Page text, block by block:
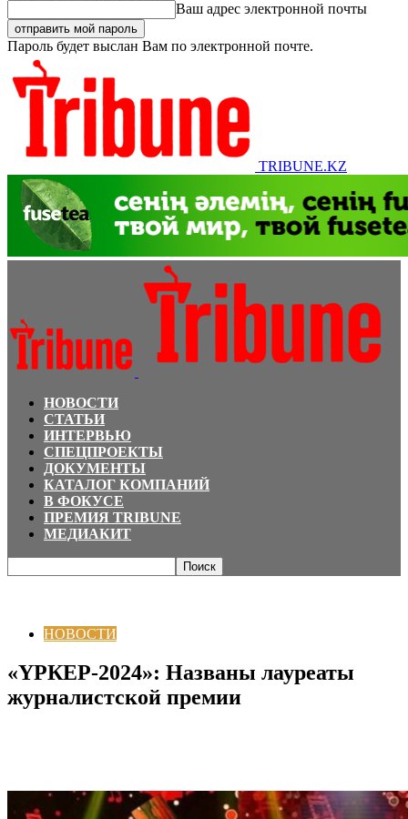
Ваш адрес электронной почты
Пароль будет выслан Вам по электронной почте.
TRIBUNE.KZ
НОВОСТИ
СТАТЬИ
ИНТЕРВЬЮ
СПЕЦПРОЕКТЫ
ДОКУМЕНТЫ
КАТАЛОГ КОМПАНИЙ
В ФОКУСЕ
ПРЕМИЯ TRIBUNE
МЕДИАКИТ
НОВОСТИ
«ҮРКЕР-2024»: Названы лауреаты
журналистской премии